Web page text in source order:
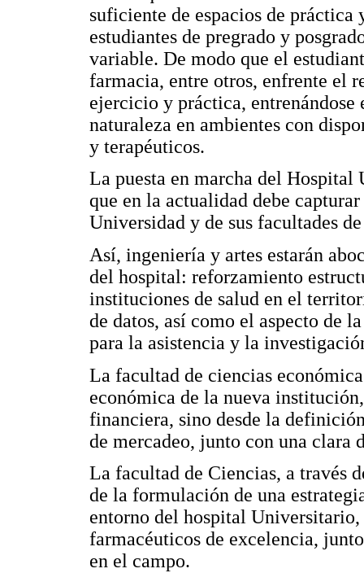
suficiente de espacios de
estudiantes de pregrado y
variable. De modo que el
farmacia, entre otros, enfrente el
ejercicio y práctica, entrenándose
naturaleza en ambientes con
y terapéuticos.
La puesta en marcha del
que en la actualidad debe
Universidad y de sus facultades
Así, ingeniería y artes estarán
del hospital: reforzamiento
instituciones de salud en el
de datos, así como el aspecto de
para la asistencia y la
La facultad de ciencias
económica de la nueva
financiera, sino desde la
de mercadeo, junto con una clara
La facultad de Ciencias, a través
de la formulación de una
entorno del hospital
farmacéuticos de excelencia,
en el campo.